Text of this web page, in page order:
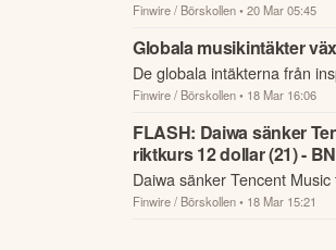
12,30 dollar (25) - BN.
Finwire / Börskollen• 20 Mar 05:45
Globala musikintäkter
De globala intäkterna från
31,7 miljarder dollar 2025,
Finwire / Börskollen• 18 Mar 16:06
FLASH: Daiwa sänker
riktkurs 12 dollar (21) - BN
Daiwa sänker Tencent
BN.
Finwire / Börskollen• 18 Mar 15:21